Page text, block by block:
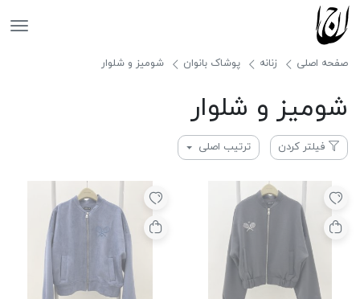
صفحه اصلی زنانه پوشاک بانوان شومیز و شلوار
شومیز و شلوار
فیلتر کردن ترتیب اصلی